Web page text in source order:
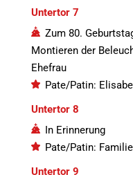
Untertor 7
Zum 80.
Montieren der
Ehefrau
Pate/Patin:
Untertor 8
In Erinnerung
Pate/Patin:
Untertor 9